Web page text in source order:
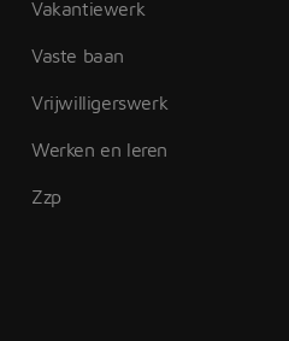
Vakantiewerk
Vaste baan
Vrijwilligerswerk
Werken en leren
Zzp